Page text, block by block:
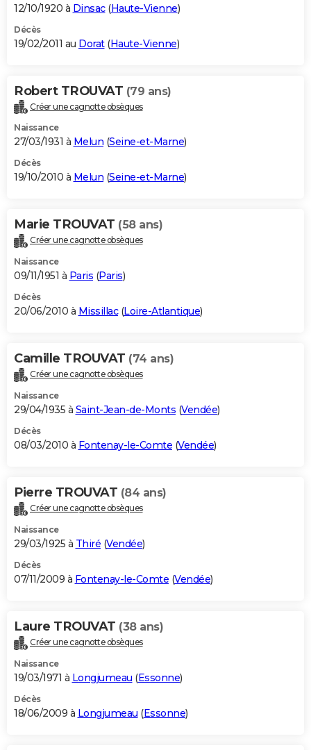
12/10/1920 à Dinsac(Haute-Vienne)
Décès
19/02/2011 au Dorat(Haute-Vienne)
Robert TROUVAT (79 ans)
Créer une cagnotte obsèques
Naissance
27/03/1931 à Melun (Seine-et-Marne)
Décès
19/10/2010 à Melun (Seine-et-Marne)
Marie TROUVAT (58 ans)
Créer une cagnotte obsèques
Naissance
09/11/1951 à Paris (Paris)
Décès
20/06/2010 à Missillac(Loire-Atlantique)
Camille TROUVAT (74 ans)
Créer une cagnotte obsèques
Naissance
29/04/1935 à Saint-Jean-de-Monts (Vendée)
Décès
08/03/2010 à Fontenay-le-Comte (Vendée)
Pierre TROUVAT (84 ans)
Créer une cagnotte obsèques
Naissance
29/03/1925 à Thiré (Vendée)
Décès
07/11/2009 à Fontenay-le-Comte (Vendée)
Laure TROUVAT (38 ans)
Créer une cagnotte obsèques
Naissance
19/03/1971 à Longjumeau (Essonne)
Décès
18/06/2009 à Longjumeau (Essonne)